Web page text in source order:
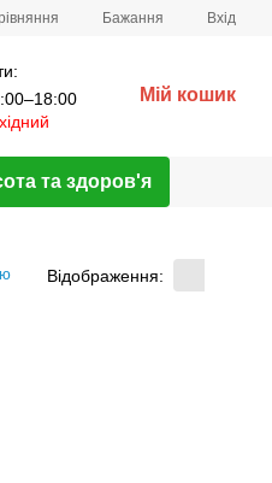
Бажання Вхід
Мій кошик
та здоров'я
Відображення: